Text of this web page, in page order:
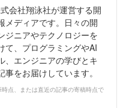
会社翔泳社が運営する開
メディアです。日々の開
ジニアやテクノロジーを
て、プログラミングやAI
、エンジニアの学びとキ
事をお届けしています。
点、または直近の記事の寄稿時点で